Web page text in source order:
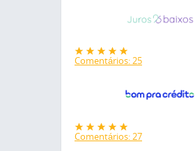
Comentários: 25
Comentários: 27